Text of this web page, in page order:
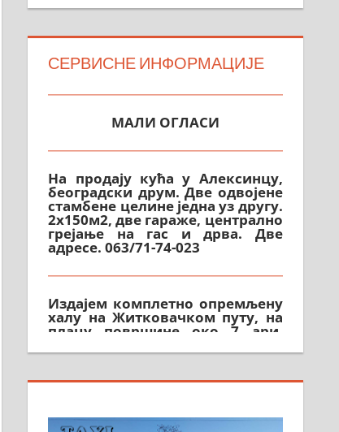
СЕРВИСНЕ ИНФОРМАЦИЈЕ
београдски друм. Две одвојене
стамбене целине једна уз другу.
2х150м2, две гараже, централно
грејање на гас и дрва. Две
адресе. 063/71-74-023
халу на Житковачком путу, на
плацу површине око 7 ари.
064/321-80-51; 063/102-35-25
незавршена кућа површине 160
Могућа замена. 064/21-63-584